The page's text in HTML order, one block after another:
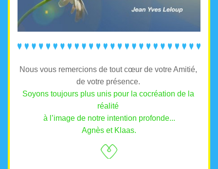
Nous vous remercions de tout cœur de votre Amitié,
de votre présence.
Soyons toujours plus unis pour la cocréation de la
réalité
à l’image de notre intention profonde...
Agnès et Klaas.